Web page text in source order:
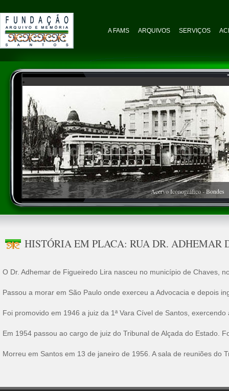
A FAMS ARQUIVOS SERVIÇOS
Acervo Iconográfico - Bondes
HISTÓRIA EM PLACA: RUA DR. ADHEMAR
O Dr. Adhemar de Figueiredo Lira nasceu no município de Chaves,
Passou a morar em São Paulo onde exerceu a Advocacia e depois
Foi promovido em 1946 a juiz da 1ª Vara Cível de Santos,
Em 1954 passou ao cargo de juiz do Tribunal de Alçada do
Morreu em Santos em 13 de janeiro de 1956. A sala de reuniões do